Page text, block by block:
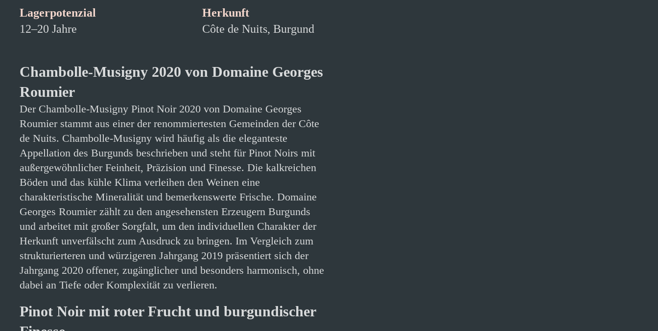
Lagerpotenzial
12–20 Jahre
Herkunft
Côte de Nuits, Burgund
Chambolle-Musigny 2020 von Domaine Georges
Roumier
Der Chambolle-Musigny Pinot Noir 2020 von Domaine Georges
Roumier stammt aus einer der renommiertesten Gemeinden der Côte
de Nuits. Chambolle-Musigny wird häufig als die eleganteste
Appellation des Burgunds beschrieben und steht für Pinot Noirs mit
außergewöhnlicher Feinheit, Präzision und Finesse. Die kalkreichen
Böden und das kühle Klima verleihen den Weinen eine
charakteristische Mineralität und bemerkenswerte Frische. Domaine
Georges Roumier zählt zu den angesehensten Erzeugern Burgunds
und arbeitet mit großer Sorgfalt, um den individuellen Charakter der
Herkunft unverfälscht zum Ausdruck zu bringen. Im Vergleich zum
strukturierteren und würzigeren Jahrgang 2019 präsentiert sich der
Jahrgang 2020 offener, zugänglicher und besonders harmonisch, ohne
dabei an Tiefe oder Komplexität zu verlieren.
Pinot Noir mit roter Frucht und burgundischer